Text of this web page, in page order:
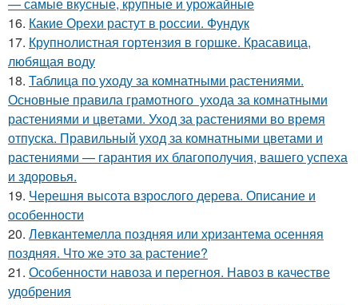
16. Какие Орехи растут в россии. Фундук
17. Крупнолистная гортензия в горшке. Красавица,
любящая воду
18. Таблица по уходу за комнатными растениями.
Основные правила грамотного ухода за комнатными
растениями и цветами. Уход за растениями во время
отпуска. Правильный уход за комнатными цветами и
растениями — гарантия их благополучия, вашего успеха
и здоровья.
19. Черешня высота взрослого дерева. Описание и
особенности
20. Левкантемелла поздняя или хризантема осенняя
поздняя. Что же это за растение?
21. Особенности навоза и перегноя. Навоз в качестве
удобрения